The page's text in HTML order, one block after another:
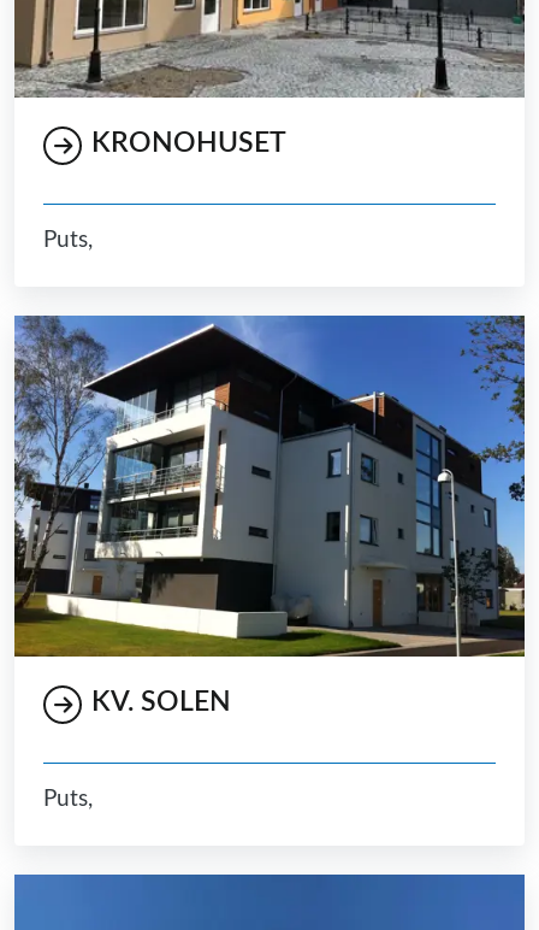
KRONOHUSET
Puts,
KV. SOLEN
Puts,